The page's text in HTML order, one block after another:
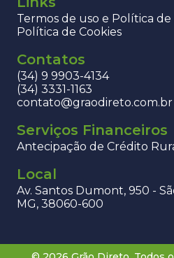
Termos de uso e Política
Política de Cookies
Contatos
(34) 9 9903-4134
(34) 3331-1163
contato@graodireto.com.br
Serviços Financeiros
Antecipação de Crédito
Local
Av. Santos Dumont, 950 -
MG, 38060-600